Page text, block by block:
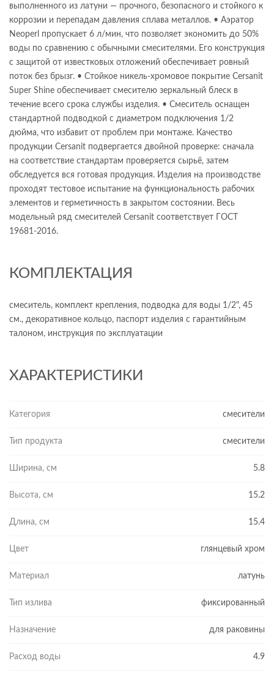
выполненного из латуни — прочного, безопасного и стойкого к
коррозии и перепадам давления сплава металлов. • Аэратор
Neoperl пропускает 6 л/мин, что позволяет экономить до 50%
воды по сравнению с обычными смесителями. Его конструкция
с защитой от известковых отложений обеспечивает ровный
поток без брызг. • Стойкое никель-хромовое покрытие Cersanit
Super Shine обеспечивает смесителю зеркальный блеск в
течение всего срока службы изделия. • Смеситель оснащен
стандартной подводкой с диаметром подключения 1/2
дюйма, что избавит от проблем при монтаже. Качество
продукции Cersanit подвергается двойной проверке: сначала
на соответствие стандартам проверяется сырьё, затем
обследуется вся готовая продукция. Изделия на производстве
проходят тестовое испытание на функциональность рабочих
элементов и герметичность в закрытом состоянии. Весь
модельный ряд смесителей Cersanit соответствует ГОСТ
19681-2016.
КОМПЛЕКТАЦИЯ
смеситель, комплект крепления, подводка для воды 1/2", 45
см., декоративное кольцо, паспорт изделия с гарантийным
талоном, инструкция по эксплуатации
ХАРАКТЕРИСТИКИ
Категория смесители
Тип продукта смесители
Ширина, см 5.8
Высота, см 15.2
Длина, см 15.4
Цвет глянцевый хром
Материал латунь
Тип излива фиксированный
Назначение для раковины
Расход воды 4.9